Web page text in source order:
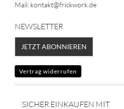
Mail: kontakt@frickwork.de
NEWSLETTER
JETZT ABONNIEREN
Vertrag widerrufen
SICHER EINKAUFEN MIT